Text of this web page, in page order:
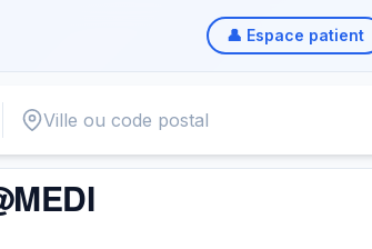
👤 Espace patient